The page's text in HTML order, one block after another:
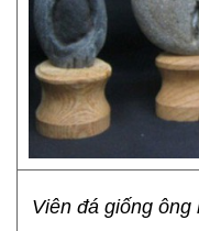
Viên đá giống ông